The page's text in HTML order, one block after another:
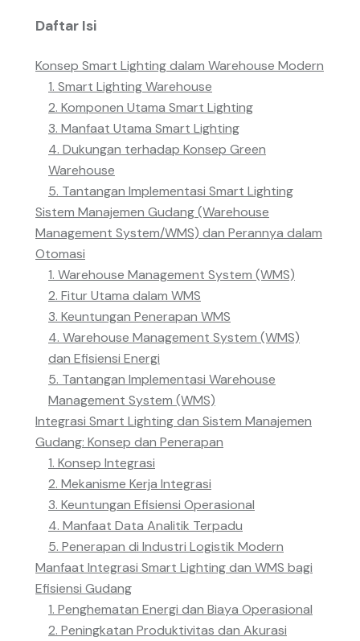
Daftar Isi
Konsep Smart Lighting dalam Warehouse Modern
1. Smart Lighting Warehouse
2. Komponen Utama Smart Lighting
3. Manfaat Utama Smart Lighting
4. Dukungan terhadap Konsep Green
Warehouse
5. Tantangan Implementasi Smart Lighting
Sistem Manajemen Gudang (Warehouse
Management System/WMS) dan Perannya dalam
Otomasi
1. Warehouse Management System (WMS)
2. Fitur Utama dalam WMS
3. Keuntungan Penerapan WMS
4. Warehouse Management System (WMS)
dan Efisiensi Energi
5. Tantangan Implementasi Warehouse
Management System (WMS)
Integrasi Smart Lighting dan Sistem Manajemen
Gudang: Konsep dan Penerapan
1. Konsep Integrasi
2. Mekanisme Kerja Integrasi
3. Keuntungan Efisiensi Operasional
4. Manfaat Data Analitik Terpadu
5. Penerapan di Industri Logistik Modern
Manfaat Integrasi Smart Lighting dan WMS bagi
Efisiensi Gudang
1. Penghematan Energi dan Biaya Operasional
2. Peningkatan Produktivitas dan Akurasi